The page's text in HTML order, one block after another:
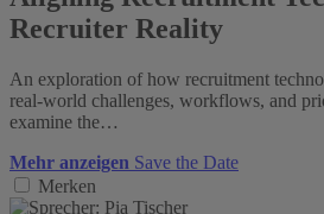
Recruiter Reality
An exploration of how recruitment
real-world challenges, workflows, and
examine the…
Mehr anzeigen Save the Date
Merken